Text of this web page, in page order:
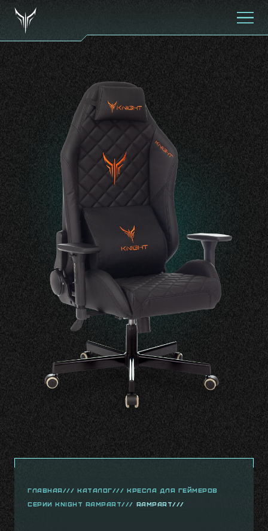
главная/// Каталог/// Кресла для геймеров
серии Knight Rampart/// Rampart///